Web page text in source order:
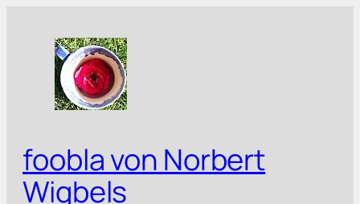
springen
foobla von Norbert
Wigbels